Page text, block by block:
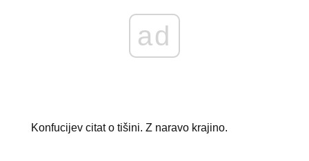
ad
Konfucijev citat o tišini. Z naravo krajino.